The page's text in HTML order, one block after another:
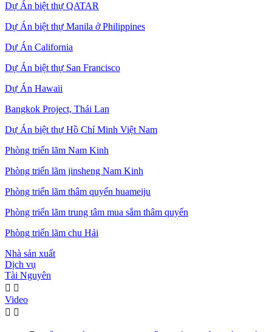
Dự Án biệt thự QATAR
Dự Án biệt thự Manila ở Philippines
Dự Án California
Dự Án biệt thự San Francisco
Dự Án Hawaii
Bangkok Project, Thái Lan
Dự Án biệt thự Hồ Chí Minh Việt Nam
Phòng triển lãm Nam Kinh
Phòng triển lãm jinsheng Nam Kinh
Phòng triển lãm thâm quyến huameiju
Phòng triển lãm trung tâm mua sắm thâm quyến
Phòng triển lãm chu Hải
Nhà sản xuất
Dịch vụ
Tài Nguyên
 
Video
 